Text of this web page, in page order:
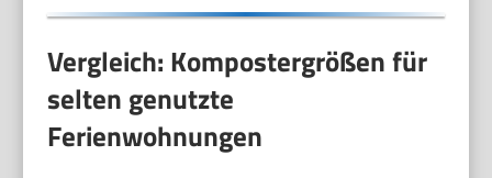
Vergleich: Kompostergrößen für
selten genutzte
Ferienwohnungen